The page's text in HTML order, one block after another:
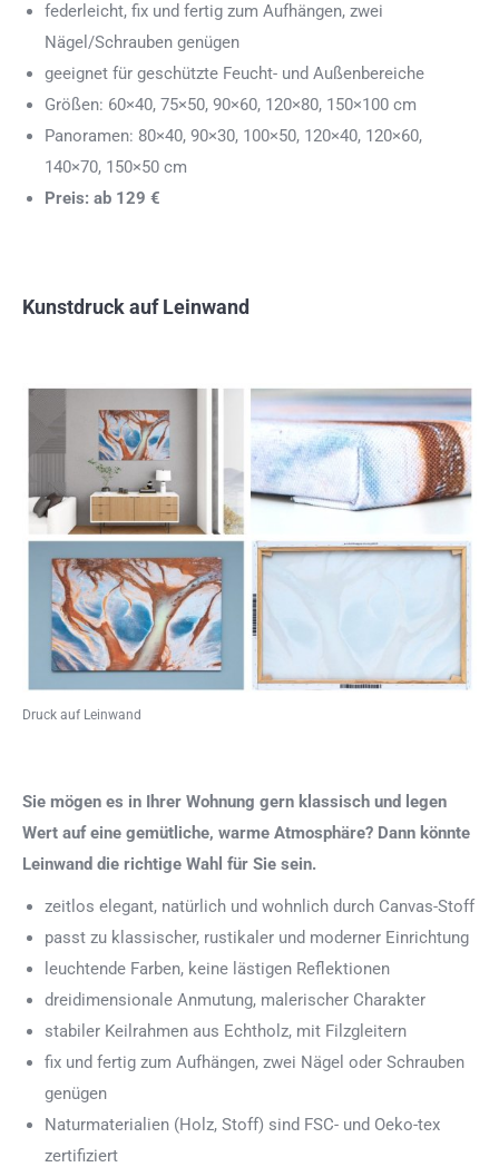
federleicht, fix und fertig zum Aufhängen, zwei
Nägel/Schrauben genügen
geeignet für geschützte Feucht- und Außenbereiche
Größen: 60×40, 75×50, 90×60, 120×80, 150×100 cm
Panoramen: 80×40, 90×30, 100×50, 120×40, 120×60,
140×70, 150×50 cm
Preis: ab 129 €
Kunstdruck auf Leinwand
Druck auf Leinwand
Sie mögen es in Ihrer Wohnung gern klassisch und legen
Wert auf eine gemütliche, warme Atmosphäre? Dann könnte
Leinwand die richtige Wahl für Sie sein.
zeitlos elegant, natürlich und wohnlich durch Canvas-Stoff
passt zu klassischer, rustikaler und moderner Einrichtung
leuchtende Farben, keine lästigen Reflektionen
dreidimensionale Anmutung, malerischer Charakter
stabiler Keilrahmen aus Echtholz, mit Filzgleitern
fix und fertig zum Aufhängen, zwei Nägel oder Schrauben
genügen
Naturmaterialien (Holz, Stoff) sind FSC- und Oeko-tex
zertifiziert